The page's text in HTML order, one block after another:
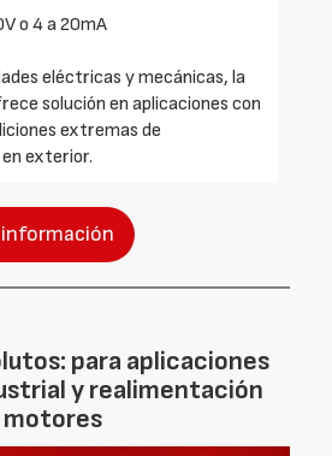
o 4 a 20mA
eléctricas y mecánicas, la
solución en aplicaciones con
extremas de
exterior.
para aplicaciones
y realimentación
motores